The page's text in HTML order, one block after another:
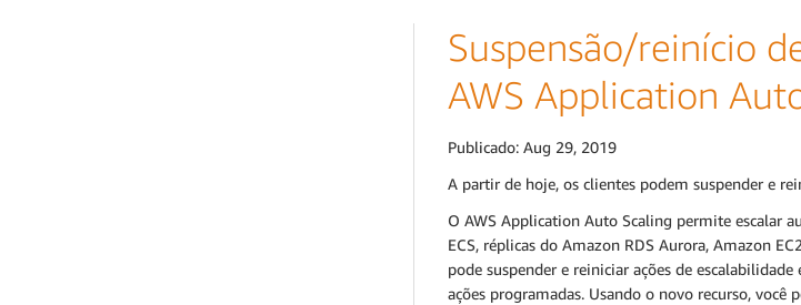
Suspensão/reinício
AWS Application
Publicado: Aug 29, 2019
A partir de hoje, os clientes podem suspender e
O AWS Application Auto Scaling permite escalar
ECS, réplicas do Amazon RDS Aurora, Amazon
pode suspender e reiniciar ações de
ações programadas. Usando o novo recurso, você